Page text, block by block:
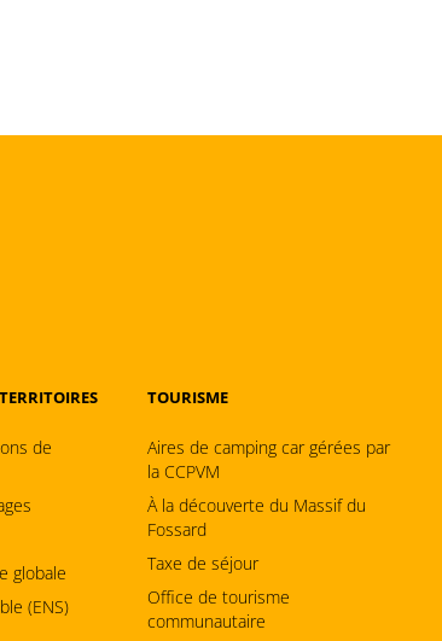
de
globale
(ENS)
TOURISME
Aires de camping car gérées par
la CCPVM
À la découverte du Massif du
Fossard
Taxe de séjour
Office de tourisme
communautaire